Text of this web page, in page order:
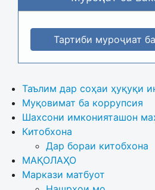
Тартиби муроҷиат
Таълим дар соҳаи ҳуқуқи
Муқовимат ба коррупсия
Шахсони имконияташон
Китобхона
Дар бораи китобхона
МАҚОЛАҲО
Маркази матбуот